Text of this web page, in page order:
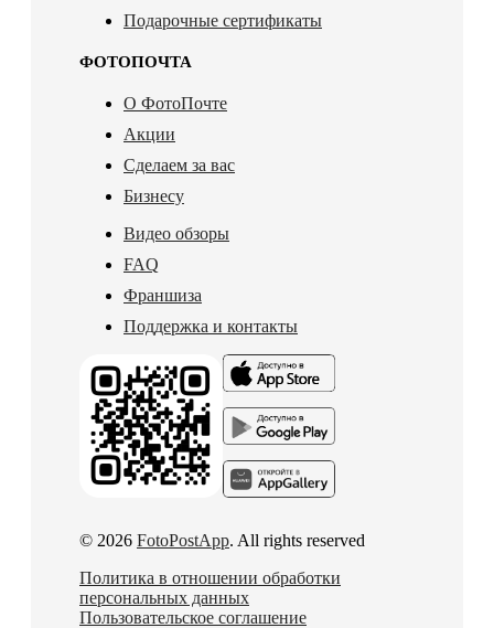
Подарочные сертификаты
ФОТОПОЧТА
О ФотоПочте
Акции
Сделаем за вас
Бизнесу
Видео обзоры
FAQ
Франшиза
Поддержка и контакты
© 2026 FotoPostApp. All rights reserved
Политика в отношении обработки
персональных данных
Пользовательское соглашение